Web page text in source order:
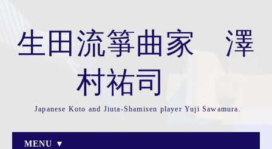
生田流箏曲家 澤
村祐司
Japanese Koto and Jiuta-Shamisen player Yuji Sawamura.
MENU ▼